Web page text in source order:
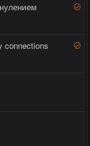
Р
нР